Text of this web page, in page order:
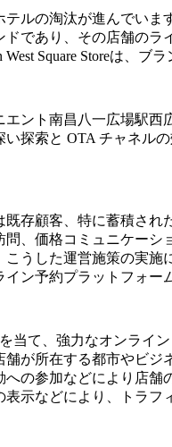
ルの淘汰が進んでい
であり、その店舗の
West Square Storeは、
ント南昌八一広場駅
探索と OTA チャネル
存顧客、特に蓄積さ
、価格コミュニケー
うした運営施策の実
ン予約プラットフォー
当て、強力なオンライ
が所在する都市やビ
の参加などにより店
示などにより、トラフ